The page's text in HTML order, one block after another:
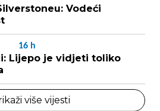
Vodeći
16 h
Lijepo je vidjeti toliko
više vijesti